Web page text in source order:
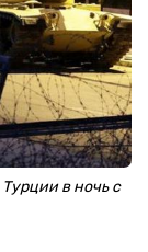
в ночь с